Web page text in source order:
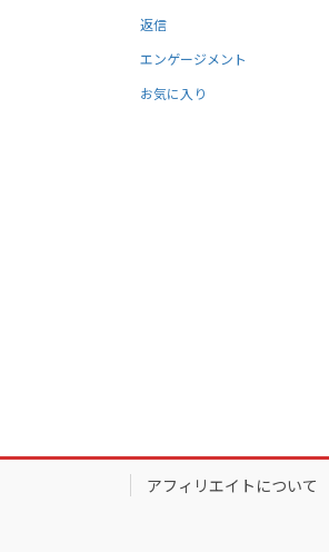
返信
エンゲージメント
お気に入り
アフィリエイトについて